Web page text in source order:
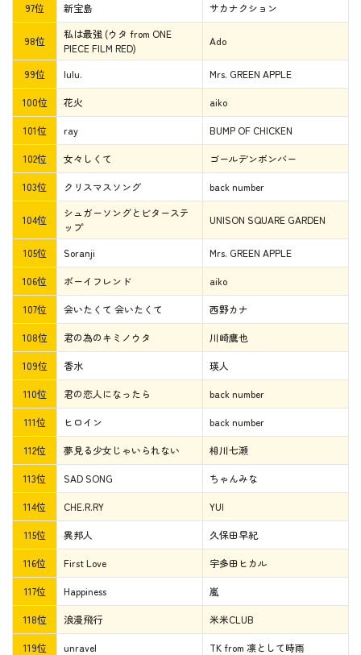
97位 新宝島 サカナクション
98位
私は最強 (ウタ from ONE
PIECE FILM RED)
Ado
99位 lulu. Mrs. GREEN APPLE
100位 花火 aiko
101位 ray BUMP OF CHICKEN
102位 女々しくて ゴールデンボンバー
103位 クリスマスソング back number
104位
シュガーソングとビターステ
ップ
UNISON SQUARE GARDEN
105位 Soranji Mrs. GREEN APPLE
106位 ボーイフレンド aiko
107位 会いたくて 会いたくて 西野カナ
108位 君の為のキミノウタ 川崎鷹也
109位 香水 瑛人
110位 君の恋人になったら back number
111位 ヒロイン back number
112位 夢見る少女じゃいられない 相川七瀬
113位 SAD SONG ちゃんみな
114位 CHE.R.RY YUI
115位 異邦人 久保田早紀
116位 First Love 宇多田ヒカル
117位 Happiness 嵐
118位 浪漫飛行 米米CLUB
119位 unravel TK from 凛として時雨